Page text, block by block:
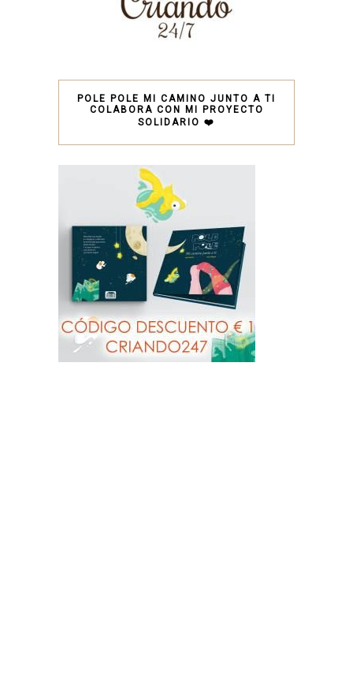
POLE POLE MI CAMINO JUNTO A TI
COLABORA CON MI PROYECTO
SOLIDARIO ❤️